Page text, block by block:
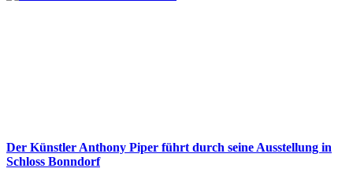
Der Künstler Anthony Piper führt durch seine Ausstellung in
Schloss Bonndorf